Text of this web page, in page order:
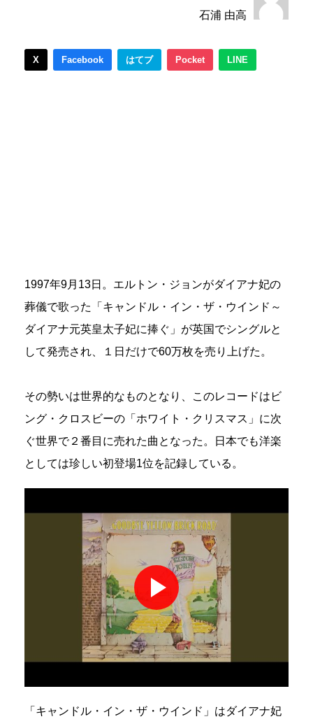
石浦 由高
X Facebook はてブ Pocket LINE
1997年9月13日。エルトン・ジョンがダイアナ妃の
葬儀で歌った「キャンドル・イン・ザ・ウインド～
ダイアナ元英皇太子妃に捧ぐ」が英国でシングルと
して発売され、１日だけで60万枚を売り上げた。
その勢いは世界的なものとなり、このレコードはビ
ング・クロスビーの「ホワイト・クリスマス」に次
ぐ世界で２番目に売れた曲となった。日本でも洋楽
としては珍しい初登場1位を記録している。
「キャンドル・イン・ザ・ウインド」はダイアナ妃